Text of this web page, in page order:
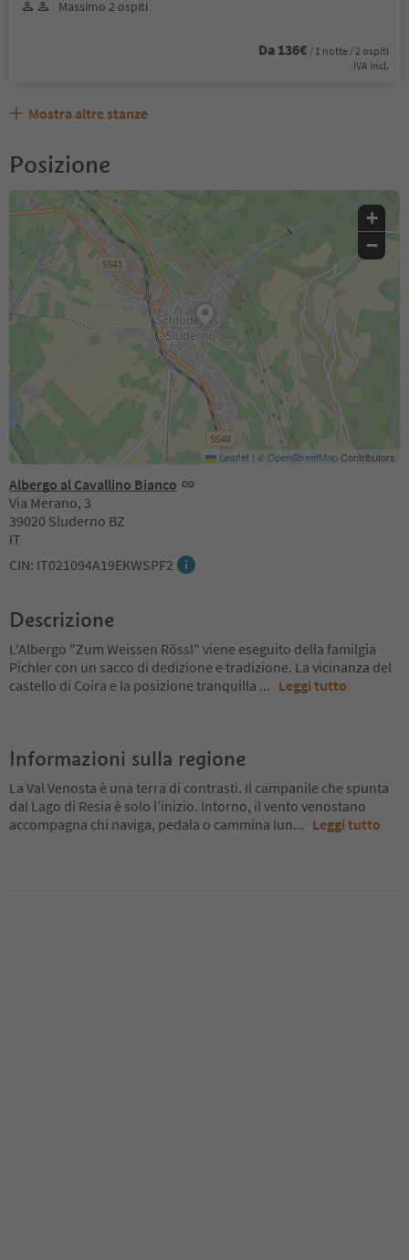
Massimo 2 ospiti
Da 136€ / 1 notte / 2 ospiti
IVA incl.
Mostra altre stanze
Posizione
Albergo al Cavallino Bianco
Via Merano, 3
39020 Sluderno BZ
IT
CIN: IT021094A19EKWSPF2
+
−
Leaflet | ©OpenStreetMapContributors
Descrizione
L'Albergo "Zum Weissen Rössl" viene eseguito della familgia
Pichler con un sacco di dedizione e tradizione. La vicinanza del
castello di Coira e la posizione tranquilla ... Leggi tutto
Informazioni sulla regione
La Val Venosta è una terra di contrasti. Il campanile che spunta
dal Lago di Resia è solo l’inizio. Intorno, il vento venostano
accompagna chi naviga, pedala o cammina lun... Leggi tutto